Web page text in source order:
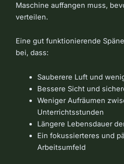
Maschine auffangen muss,
verteilen.
Eine gut funktionierende
bei, dass:
Sauberere Luft und
Bessere Sicht und
Weniger Aufräumen
Unterrichtsstunden
Längere Lebensdauer
Ein fokussierteres und
Arbeitsumfeld